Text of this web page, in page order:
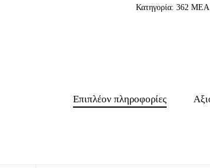
Κατηγορία: 362 ΜΕΑ
Επιπλέον πληροφορίες